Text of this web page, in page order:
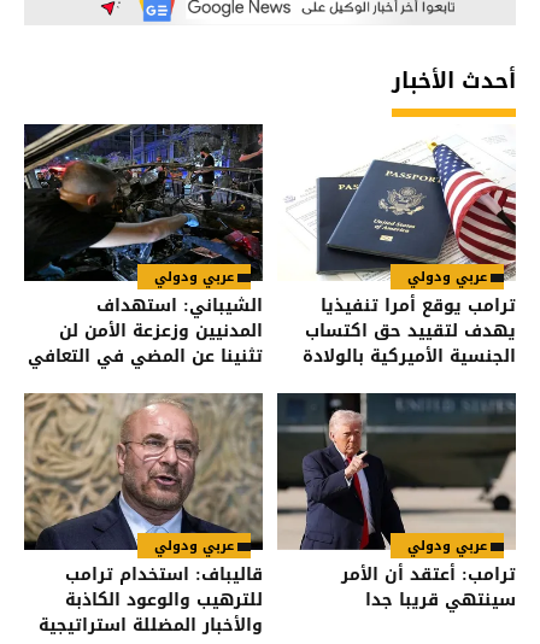
أحدث الأخبار
عربي ودولي
ترامب يوقع أمرا تنفيذيا
يهدف لتقييد حق اكتساب
الجنسية الأميركية بالولادة
عربي ودولي
الشيباني: استهداف
المدنيين وزعزعة الأمن لن
تثنينا عن المضي في التعافي
عربي ودولي
ترامب: أعتقد أن الأمر
سينتهي قريبا جدا
عربي ودولي
قاليباف: استخدام ترامب
للترهيب والوعود الكاذبة
والأخبار المضللة استراتيجية